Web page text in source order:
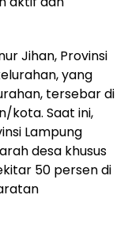
Jihan, Provinsi
yang
tersebar di
kota. Saat ini,
Lampung
desa khusus
50 persen di